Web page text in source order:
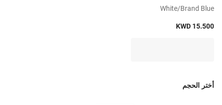
White/brand Blue
KWD 15.500
أختر الحجم